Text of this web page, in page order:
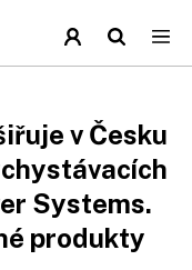
v Česku
Systems.
produkty